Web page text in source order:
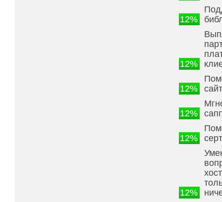
12%
12%
12%
12%
12%
12%